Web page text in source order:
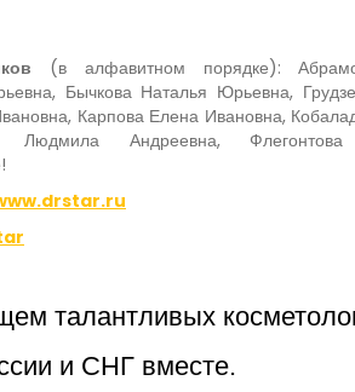
(в алфавитном порядке):
Бычкова Наталья Юрьевна,
Карпова Елена Ивановна,
Людмила Андреевна,
талантливых
и СНГ вместе.